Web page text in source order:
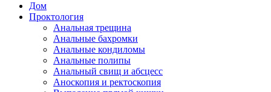
Дом
Проктология
Анальная трещина
Анальные бахромки
Анальные кондиломы
Анальные полипы
Анальный свищ и абсцесс
Аноскопия и ректоскопия